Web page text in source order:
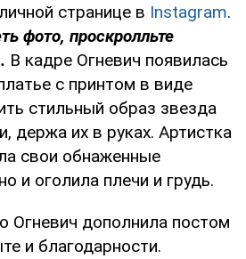
странице в Instagram.
фото, проскролльте
В кадре Огневич появилась
с принтом в виде
стильный образ звезда
держа их в руках. Артистка
свои обнаженные
и оголила плечи и грудь.
Огневич дополнила постом
и благодарности.